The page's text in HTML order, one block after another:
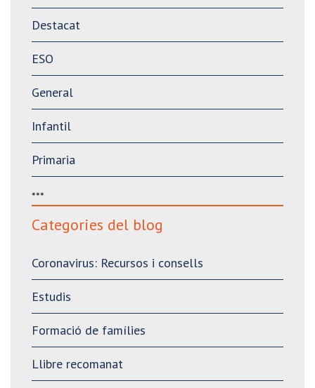
Destacat
ESO
General
Infantil
Primaria
***
Categories del blog
Coronavirus: Recursos i consells
Estudis
Formació de famílies
Llibre recomanat